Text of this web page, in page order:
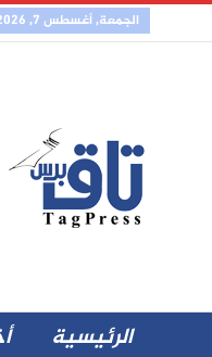
الجمعة, أغسطس 7, 2026
الرئيسية